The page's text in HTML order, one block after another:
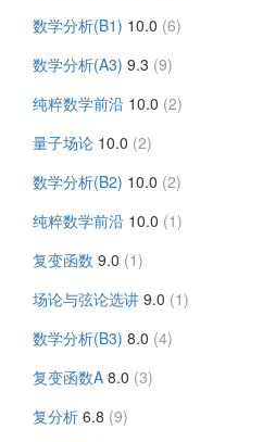
数学分析(B1) 10.0 (6)
数学分析(A3) 9.3 (9)
纯粹数学前沿 10.0 (2)
量子场论 10.0 (2)
数学分析(B2) 10.0 (2)
纯粹数学前沿 10.0 (1)
复变函数 9.0 (1)
场论与弦论选讲 9.0 (1)
数学分析(B3) 8.0 (4)
复变函数A 8.0 (3)
复分析 6.8 (9)